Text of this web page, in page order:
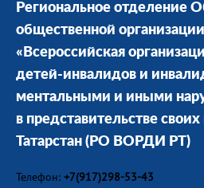
Региональное отделение
общественной организации
«Всероссийская
детей-инвалидов и
ментальными и иными
в представительстве
Татарстан (РО ВОРДИ РТ)
Телефон: +7(917)298-53-43